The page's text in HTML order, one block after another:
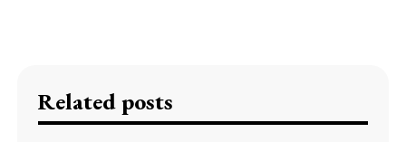
Related posts